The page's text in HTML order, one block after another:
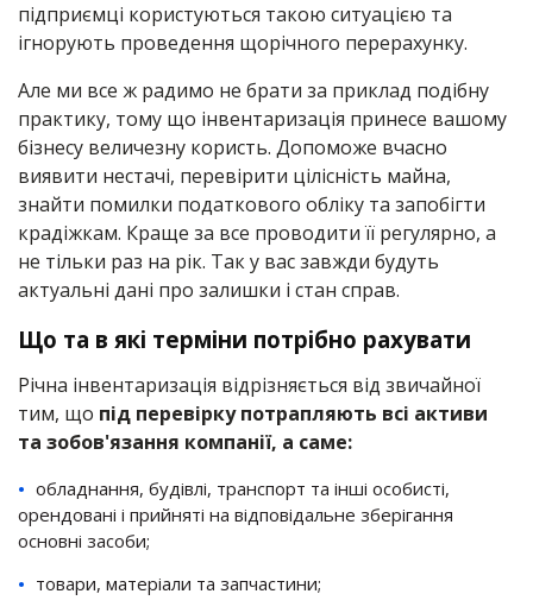
підприємці користуються такою ситуацією та
ігнорують проведення щорічного перерахунку.
Але ми все ж радимо не брати за приклад подібну
практику, тому що інвентаризація принесе вашому
бізнесу величезну користь. Допоможе вчасно
виявити нестачі, перевірити цілісність майна,
знайти помилки податкового обліку та запобігти
крадіжкам. Краще за все проводити її регулярно, а
не тільки раз на рік. Так у вас завжди будуть
актуальні дані про залишки і стан справ.
Що та в які терміни потрібно рахувати
Річна інвентаризація відрізняється від звичайної
тим, що під перевірку потрапляють всі активи
та зобов'язання компанії, а саме:
обладнання, будівлі, транспорт та інші особисті,
орендовані і прийняті на відповідальне зберігання
основні засоби;
товари, матеріали та запчастини;